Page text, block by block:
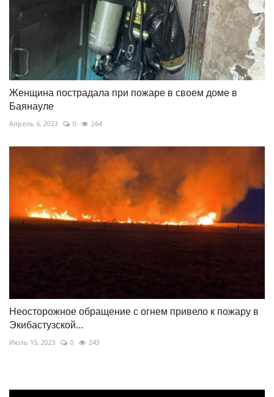
Женщина пострадала при пожаре в своем доме в
Баянауле
Апрель 6, 2023 0 264
Неосторожное обращение с огнем привело к пожару в
Экибастузской...
Июль 15, 2023 0 243